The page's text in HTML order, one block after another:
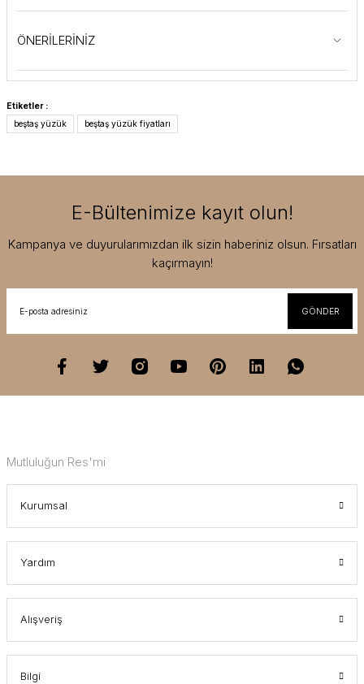
ÖNERİLERİNİZ
Etiketler :
beştaş yüzük
beştaş yüzük fiyatları
E-Bültenimize kayıt olun!
Kampanya ve duyurularımızdan ilk sizin haberiniz olsun. Fırsatları
kaçırmayın!
GÖNDER
Mutluluğun Res'mi
Kurumsal
Yardım
Alışveriş
Bilgi